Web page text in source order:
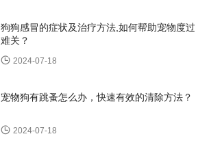
狗狗感冒的症状及治疗方法,如何帮助宠物度过
难关？
2024-07-18
宠物狗有跳蚤怎么办，快速有效的清除方法？
2024-07-18